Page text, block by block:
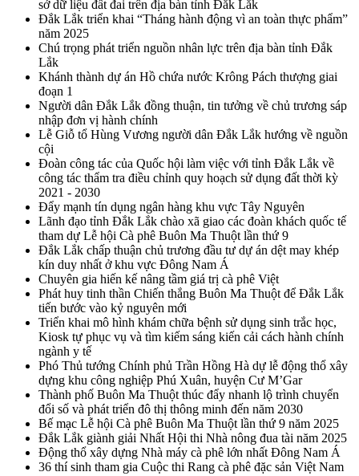
sở dữ liệu đất đai trên địa bàn tỉnh Đắk Lắk
Đắk Lắk triển khai “Tháng hành động vì an toàn thực phẩm”
năm 2025
Chú trọng phát triển nguồn nhân lực trên địa bàn tỉnh Đắk
Lắk
Khánh thành dự án Hồ chứa nước Krông Pách thượng giai
đoạn 1
Người dân Đắk Lắk đồng thuận, tin tưởng về chủ trương sáp
nhập đơn vị hành chính
Lễ Giỗ tổ Hùng Vương người dân Đắk Lắk hướng về nguồn
cội
Đoàn công tác của Quốc hội làm việc với tỉnh Đắk Lắk về
công tác thẩm tra điều chỉnh quy hoạch sử dụng đất thời kỳ
2021 - 2030
Đẩy mạnh tín dụng ngân hàng khu vực Tây Nguyên
Lãnh đạo tỉnh Đắk Lắk chào xã giao các đoàn khách quốc tế
tham dự Lễ hội Cà phê Buôn Ma Thuột lần thứ 9
Đắk Lắk chấp thuận chủ trương đầu tư dự án dệt may khép
kín duy nhất ở khu vực Đông Nam Á
Chuyên gia hiến kế nâng tầm giá trị cà phê Việt
Phát huy tinh thần Chiến thắng Buôn Ma Thuột để Đắk Lắk
tiến bước vào kỷ nguyên mới
Triển khai mô hình khám chữa bệnh sử dụng sinh trắc học,
Kiosk tự phục vụ và tìm kiếm sáng kiến cải cách hành chính
ngành y tế
Phó Thủ tướng Chính phủ Trần Hồng Hà dự lễ động thổ xây
dựng khu công nghiệp Phú Xuân, huyện Cư M’Gar
Thành phố Buôn Ma Thuột thúc đẩy nhanh lộ trình chuyển
đổi số và phát triển đô thị thông minh đến năm 2030
Bế mạc Lễ hội Cà phê Buôn Ma Thuột lần thứ 9 năm 2025
Đắk Lắk giành giải Nhất Hội thi Nhà nông đua tài năm 2025
Động thổ xây dựng Nhà máy cà phê lớn nhất Đông Nam Á
36 thí sinh tham gia Cuộc thi Rang cà phê đặc sản Việt Nam